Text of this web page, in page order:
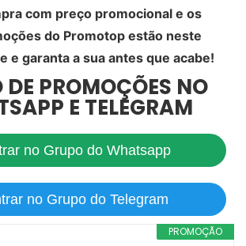
com preço promocional e os
do Promotop estão neste
e garanta a sua antes que acabe!
DE PROMOÇÕES NO
E TELEGRAM
no Grupo do Whatsapp
no Grupo do Telegram
PROMOÇÃO